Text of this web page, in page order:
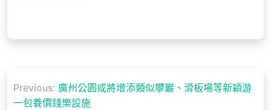
章
Previous: 廣州公園或將增添類似攀巖、滑板場等新穎游
一包養價錢樂設施